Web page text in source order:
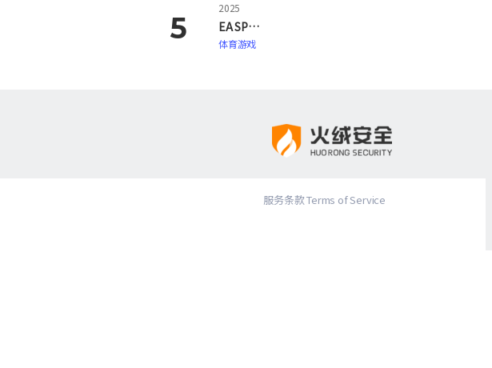
2025
EA SPORTS FC 26
体育游戏
服务条款 Terms of Service